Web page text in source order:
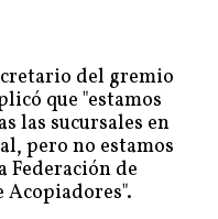
del gremio
que "estamos
las sucursales en
pero no estamos
Federación de